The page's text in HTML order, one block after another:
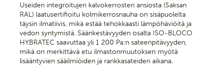
Useiden integroitujen kalvokerrosten ansiosta (Saksan
RAL) laatusertifioitu kolmikerrosnauha on sisäpuolelta
täysin ilmatiivis, mikä estää tehokkaasti lämpöhäviöitä ja
vedon syntymistä. Säänkestävyyden osalta ISO-BLOCO
HYBRATEC saavuttaa yli 1 200 Pa:n sateenpitävyyden,
mikä on merkittävä etu ilmastonmuutoksen myötä
lisääntyvien sääilmiöiden ja rankkasateiden aikana.